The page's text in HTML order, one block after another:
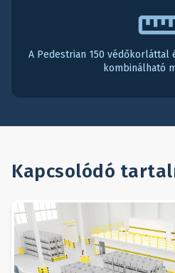
A Pedestrian 150
kombinálható
Kapcsolódó